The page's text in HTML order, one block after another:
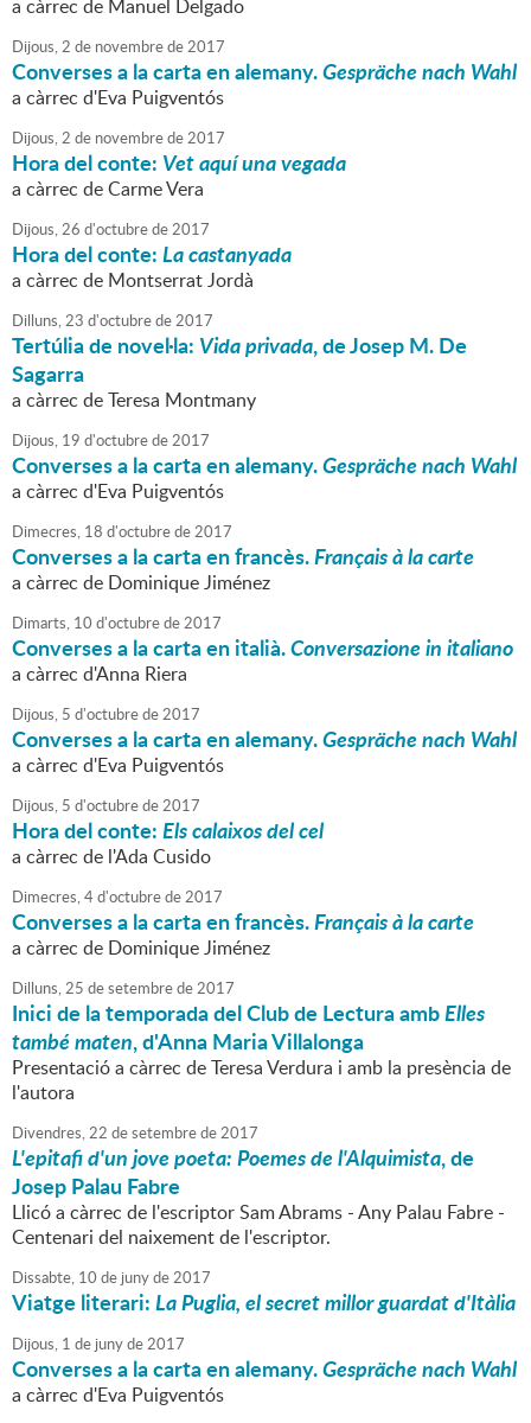
a càrrec de Manuel Delgado
Dijous,2 de novembrede2017
Converses a la carta en alemany.Gespräche nach Wahl
a càrrec d'Eva Puigventós
Dijous,2 de novembrede2017
Hora del conte: Vet aquí una vegada
a càrrec de Carme Vera
Dijous,26 d'octubrede2017
Hora del conte:La castanyada
a càrrec de Montserrat Jordà
Dilluns,23 d'octubrede2017
Tertúlia de novel·la: Vida privada, de Josep M. De
Sagarra
a càrrec de Teresa Montmany
Dijous, 19 d'octubrede2017
Converses a la carta en alemany.Gespräche nach Wahl
a càrrec d'Eva Puigventós
Dimecres, 18 d'octubrede2017
Converses a la carta en francès.Français à la carte
a càrrec de Dominique Jiménez
Dimarts, 10 d'octubrede2017
Converses a la carta en italià.Conversazione in italiano
a càrrec d'Anna Riera
Dijous, 5 d'octubrede2017
Converses a la carta en alemany.Gespräche nach Wahl
a càrrec d'Eva Puigventós
Dijous, 5 d'octubrede2017
Hora del conte:Els calaixos del cel
a càrrec de l'Ada Cusido
Dimecres,4d'octubrede2017
Converses a la carta en francès.Français à la carte
a càrrec de Dominique Jiménez
Dilluns,25 desetembrede2017
Inici de la temporada del Club de Lectura ambElles
també maten, d'Anna Maria Villalonga
Presentació a càrrec de Teresa Verdura i amb la presència de
l'autora
Divendres,22 desetembrede2017
L'epitafi d'un jove poeta: Poemes de l'Alquimista, de
Josep Palau Fabre
Llicó a càrrec de l'escriptor Sam Abrams - Any Palau Fabre -
Centenari del naixement de l'escriptor.
Dissabte, 10 de junyde2017
Viatge literari:La Puglia, el secret millor guardat d'Itàlia
Dijous, 1 de junyde2017
Converses a la carta en alemany.Gespräche nach Wahl
a càrrec d'Eva Puigventós